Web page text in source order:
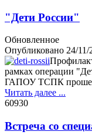
"Дети России"
Обновленное
Опубликовано 24/11/
рамках операции
ГАПОУ ТСПК прошел
Читать далее ...
60930
Встреча со